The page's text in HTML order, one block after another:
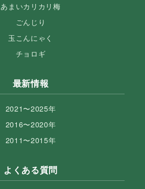
あまいカリカリ梅
ごんじり
玉こんにゃく
チョロギ
最新情報
2021〜2025年
2016〜2020年
2011〜2015年
よくある質問